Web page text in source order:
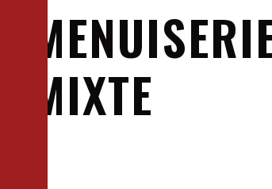
MIXTE